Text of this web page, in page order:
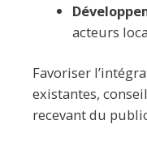
acteurs
Favoriser
existantes,
recevant du